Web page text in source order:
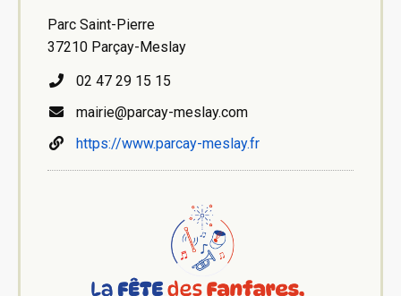
Parc Saint-Pierre
37210 Parçay-Meslay
02 47 29 15 15
mairie@parcay-meslay.com
https://www.parcay-meslay.fr